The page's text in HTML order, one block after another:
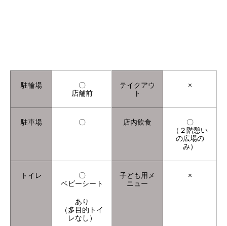
駐輪場
〇
店舗前
テイクアウ
ト
×
駐車場 〇 店内飲食
〇
（２階憩い
の広場の
み）
トイレ
〇
ベビーシート
あり
（多目的トイ
レなし）
子ども用メ
ニュー
×